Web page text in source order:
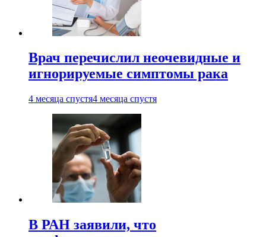
Врач перечислил неочевидные и
игнорируемые симптомы рака
4 месяца спустя4 месяца спустя
В РАН заявили, что